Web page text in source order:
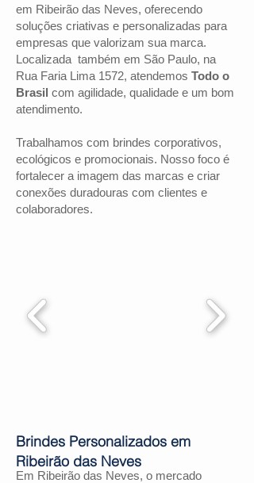
em Ribeirão das Neves, oferecendo
soluções criativas e personalizadas para
empresas que valorizam sua marca.
Localizada também em São Paulo, na
Rua Faria Lima 1572, atendemos Todo o
Brasil com agilidade, qualidade e um bom
atendimento.
Trabalhamos com brindes corporativos,
ecológicos e promocionais. Nosso foco é
fortalecer a imagem das marcas e criar
conexões duradouras com clientes e
colaboradores.
Em Ribeirão das Neves, o mercado
Brindes Personalizados em
Ribeirão das Neves